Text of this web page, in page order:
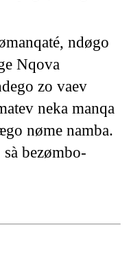
ndøgo
Nqova
zo vaev
neka manqa
nøme namba.
bezømbo-